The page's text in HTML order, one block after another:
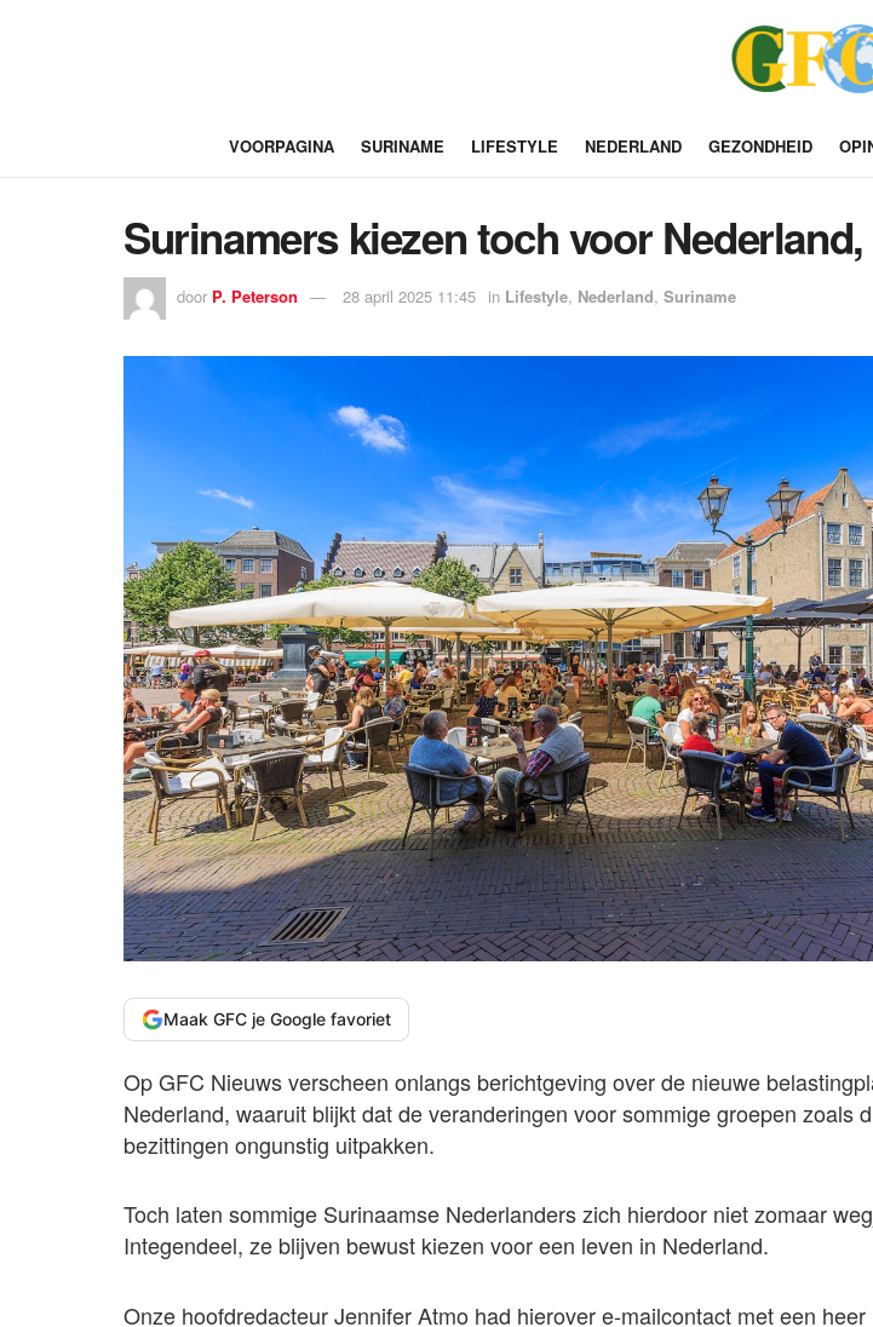
VOORPAGINA SURINAME LIFESTYLE NEDERLAND GEZONDHEID
Surinamers kiezen toch voor
door P. Peterson 28 april 2025 11:45 in Lifestyle, Nederland, Suriname
Maak GFC je Google favoriet
Op GFC Nieuws verscheen onlangs berichtgeving over de nieuwe
Nederland, waaruit blijkt dat de veranderingen voor sommige groepen zoals
bezittingen ongunstig uitpakken.
Toch laten sommige Surinaamse Nederlanders zich hierdoor niet zomaar
Integendeel, ze blijven bewust kiezen voor een leven in Nederland.
Onze hoofdredacteur Jennifer Atmo had hierover e-mailcontact met een